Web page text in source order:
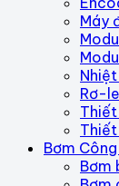
Máy
Rơ-le
Bơm
Bơm